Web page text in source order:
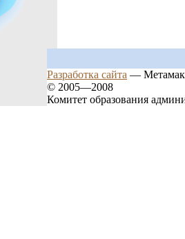
Разработка сайта —
© 2005—2008
Комитет образования